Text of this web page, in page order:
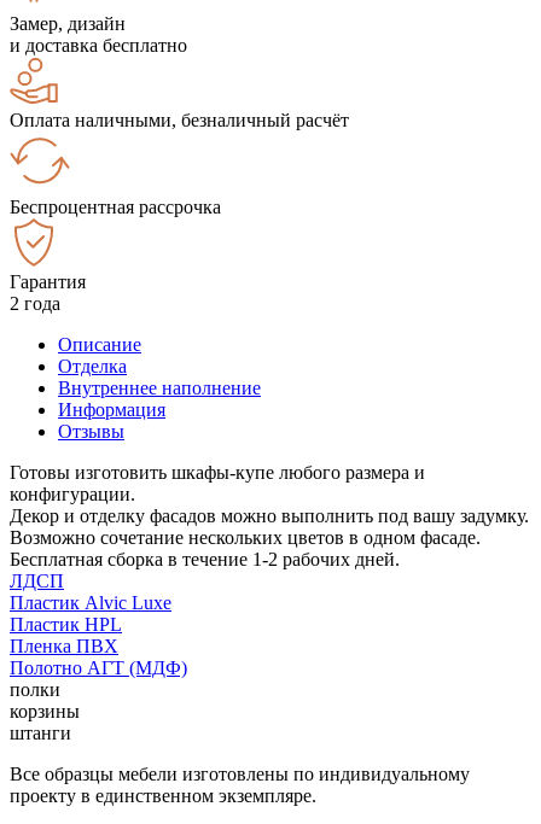
Замер, дизайн
и доставка бесплатно
Оплата наличными, безналичный расчёт
Беспроцентная рассрочка
Гарантия
2 года
Описание
Отделка
Внутреннее наполнение
Информация
Отзывы
Готовы изготовить шкафы-купе любого размера и
конфигурации.
Декор и отделку фасадов можно выполнить под вашу задумку.
Возможно сочетание нескольких цветов в одном фасаде.
Бесплатная сборка в течение 1-2 рабочих дней.
ЛДСП
Пластик Alvic Luxe
Пластик HPL
Пленка ПВХ
Полотно АГТ (МДФ)
полки
корзины
штанги
Все образцы мебели изготовлены по индивидуальному
проекту в единственном экземпляре.